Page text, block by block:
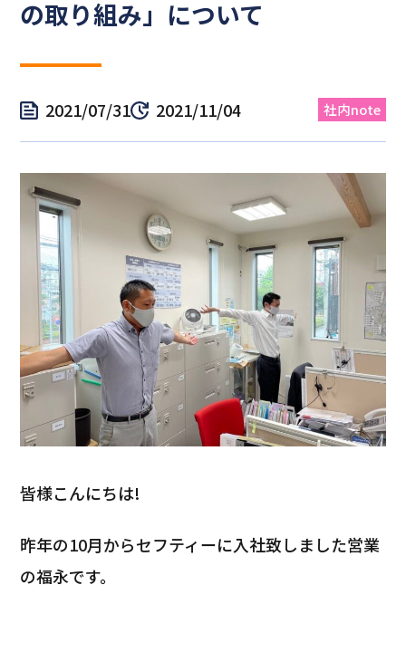
の取り組み」について
2021/07/31 2021/11/04 社内note
皆様こんにちは!
昨年の10月からセフティーに入社致しました営業
の福永です。